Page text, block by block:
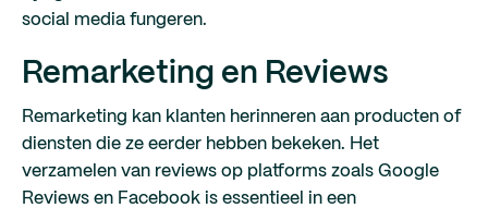
social media fungeren.
Remarketing en Reviews
Remarketing kan klanten herinneren aan producten of
diensten die ze eerder hebben bekeken. Het
verzamelen van reviews op platforms zoals Google
Reviews en Facebook is essentieel in een